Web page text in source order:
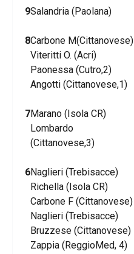
9Salandria (Paolana)
8Carbone M(Cittanovese)
Viteritti O. (Acri)
Paonessa (Cutro,2)
Angotti (Cittanovese,1)
7Marano (Isola CR)
Lombardo
(Cittanovese,3)
6Naglieri (Trebisacce)
Richella (Isola CR)
Carbone F (Cittanovese)
Naglieri (Trebisacce)
Bruzzese (Cittanovese)
Zappia (ReggioMed, 4)